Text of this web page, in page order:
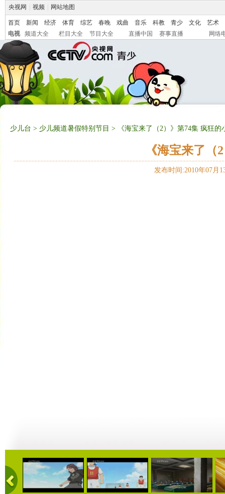
央视网 视频 网站地图
首页 新闻 经济 体育 综艺 春晚 戏曲 音乐 科教 青少 文化
艺术
电视
频道大全 栏目大全 节目大全 直播中国 赛事直播 网络
少儿台 > 少儿频道暑假特别节目 > 《海宝来了（2）》第74集 疯狂的
《海宝来了（
发布时间:2010年07月
23:00 22:01 08:36